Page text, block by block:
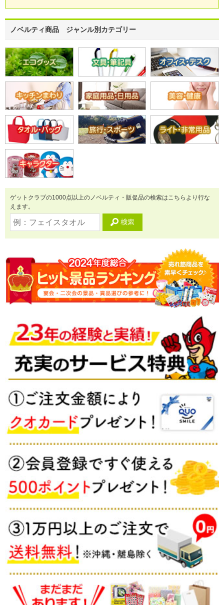
ノベルティ商品 ジャンル別カテゴリー
ゲットクラブの1000点以上のノベルティ・販促品の検索はこちらより行な
えます。